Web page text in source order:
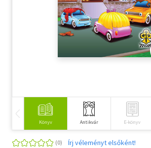
Tankönyv, segédkönyv
Társadalomtudomány
Könyv Antikvár E-könyv
Írj véleményt elsőként!